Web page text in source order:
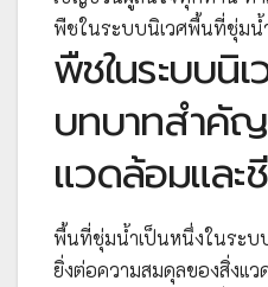
พืชในระบบนิเวศพื้นที่ชุ่มน้
พืชในระบบนิ
บทบาทสำคั
แวดล้อมแล
พื้นที่ชุ่มน้ำเป็นหนึ่งในระบ
ยิ่งต่อความสมดุลของสิ่งแ